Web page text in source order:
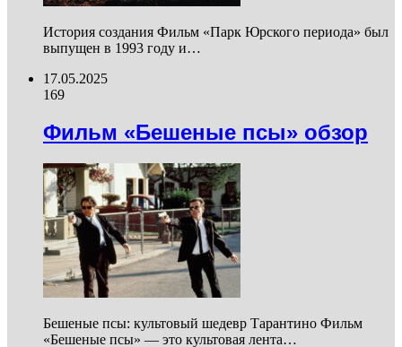
История создания Фильм «Парк Юрского периода» был
выпущен в 1993 году и…
17.05.2025
169
Фильм «Бешеные псы» обзор
Бешеные псы: культовый шедевр Тарантино Фильм
«Бешеные псы» — это культовая лента…